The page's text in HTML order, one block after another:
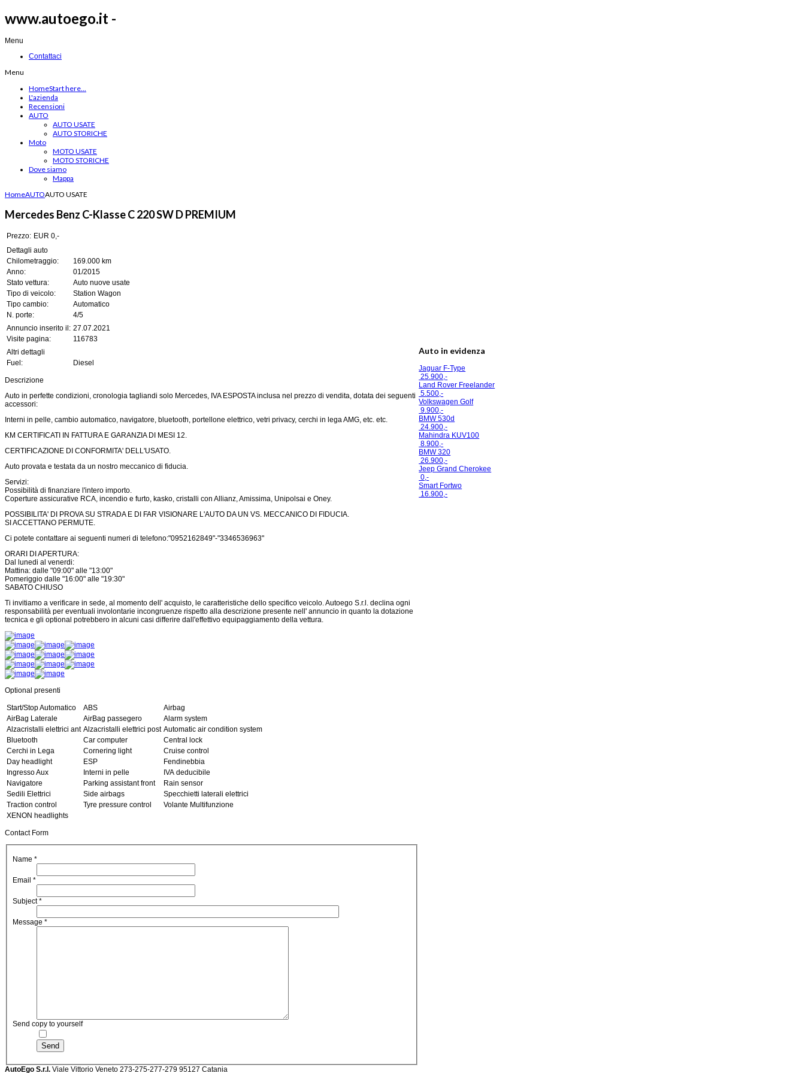
www.autoego.it -
Menu
Contattaci
Menu
HomeStart here...
L'azienda
Recensioni
AUTO
AUTO USATE
AUTO STORICHE
Moto
MOTO USATE
MOTO STORICHE
Dove siamo
Mappa
HomeAUTOAUTO USATE
Mercedes Benz C-Klasse C 220 SW D PREMIUM
Prezzo: EUR 0,-
Dettagli auto
Chilometraggio:
169.000 km
Anno:
01/2015
Stato vettura:
Auto nuove usate
Tipo di veicolo:
Station Wagon
Tipo cambio:
Automatico
N. porte:
4/5
Annuncio inserito il: 27.07.2021
Visite pagina:
116783
Altri dettagli
Fuel:
Diesel
Descrizione
Auto in perfette condizioni, cronologia tagliandi solo Mercedes, IVA ESPOSTA inclusa nel prezzo di vendita, dotata dei seguenti
accessori:
Interni in pelle, cambio automatico, navigatore, bluetooth, portellone elettrico, vetri privacy, cerchi in lega AMG, etc. etc.
KM CERTIFICATI IN FATTURA E GARANZIA DI MESI 12.
CERTIFICAZIONE DI CONFORMITA' DELL'USATO.
Auto provata e testata da un nostro meccanico di fiducia.
Servizi:
Possibilità di finanziare l'intero importo.
Coperture assicurative RCA, incendio e furto, kasko, cristalli con Allianz, Amissima, Unipolsai e Oney.
POSSIBILITA' DI PROVA SU STRADA E DI FAR VISIONARE L'AUTO DA UN VS. MECCANICO DI FIDUCIA.
SI ACCETTANO PERMUTE.
Ci potete contattare ai seguenti numeri di telefono:"0952162849"-"3346536963"
ORARI DI APERTURA:
Dal lunedi al venerdi:
Mattina: dalle "09:00" alle "13:00"
Pomeriggio dalle "16:00" alle "19:30"
SABATO CHIUSO
Ti invitiamo a verificare in sede, al momento dell' acquisto, le caratteristiche dello specifico veicolo. Autoego S.r.l. declina ogni
responsabilità per eventuali involontarie incongruenze rispetto alla descrizione presente nell' annuncio in quanto la dotazione
tecnica e gli optional potrebbero in alcuni casi differire dall'effettivo equipaggiamento della vettura.
Optional presenti
Start/Stop Automatico ABS
Airbag
AirBag Laterale
AirBag passegero
Alarm system
Alzacristalli elettrici ant Alzacristalli elettrici post Automatic air condition system
Bluetooth
Car computer
Central lock
Cerchi in Lega
Cornering light
Cruise control
Day headlight
ESP
Fendinebbia
Ingresso Aux
Interni in pelle
IVA deducibile
Navigatore
Parking assistant front
Rain sensor
Sedili Elettrici
Side airbags
Specchietti laterali elettrici
Traction control
Tyre pressure control
Volante Multifunzione
XENON headlights
Contact Form
Name *
Email *
Subject*
Message *
Send copy to yourself
Send
Auto in evidenza
Jaguar F-Type
25.900,-
Land Rover Freelander
5.500,-
Volkswagen Golf
9.900,-
BMW 530d
24.900,-
Mahindra KUV100
8.900,-
BMW 320
26.900,-
Jeep Grand Cherokee
0,-
Smart Fortwo
16.900,-
AutoEgo S.r.l. Viale Vittorio Veneto 273-275-277-279 95127 Catania